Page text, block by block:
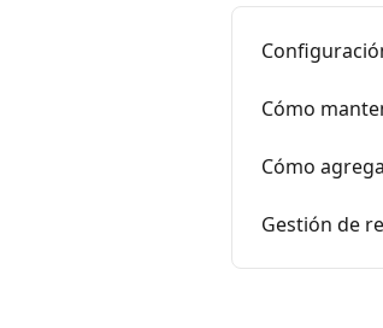
Cómo
Cómo
Gestión de